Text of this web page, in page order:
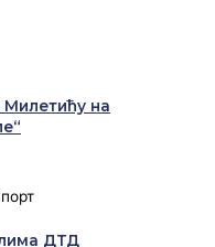
Милетићу на
ДТД